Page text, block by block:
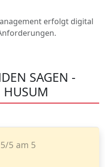
erfolgt digital
SAGEN -
HUSUM
5 am 8